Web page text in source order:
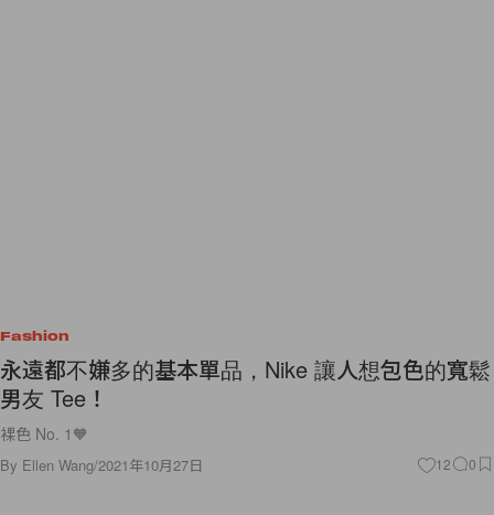
Fashion
永遠都不嫌多的基本單品，Nike 讓人想包色的寬鬆
男友 Tee！
裸色 No. 1🧡
By Ellen Wang/2021年10月27日 12 0